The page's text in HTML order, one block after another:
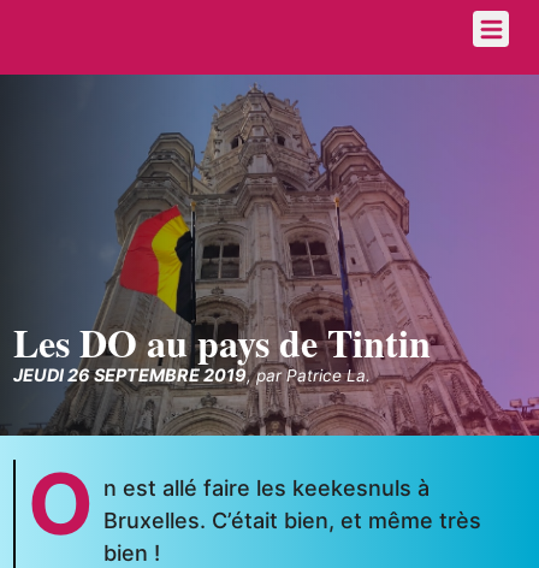
Les DO au pays de Tintin
JEUDI 26 SEPTEMBRE 2019,parPatrice La.
O n est allé faire les keekesnuls à
Bruxelles. C’était bien, et même très
bien !